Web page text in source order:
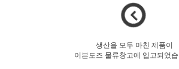
생산을 모두 마친 제품이
이븐도즈 물류창고에 입고되었